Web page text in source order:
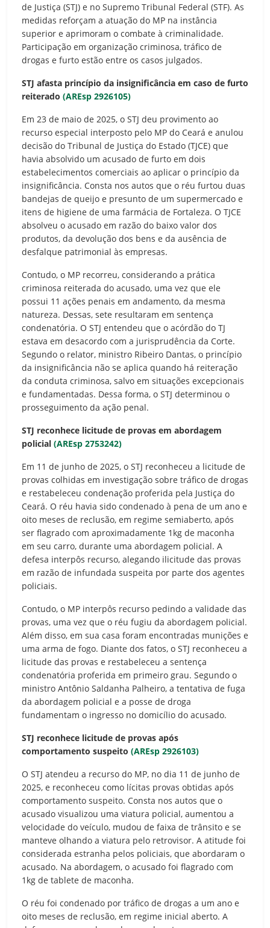
de Justiça (STJ) e no Supremo Tribunal Federal (STF). As
medidas reforçam a atuação do MP na instância
superior e aprimoram o combate à criminalidade.
Participação em organização criminosa, tráfico de
drogas e furto estão entre os casos julgados.
STJ afasta princípio da insignificância em caso de furto
reiterado (AREsp 2926105)
Em 23 de maio de 2025, o STJ deu provimento ao
recurso especial interposto pelo MP do Ceará e anulou
decisão do Tribunal de Justiça do Estado (TJCE) que
havia absolvido um acusado de furto em dois
estabelecimentos comerciais ao aplicar o princípio da
insignificância. Consta nos autos que o réu furtou duas
bandejas de queijo e presunto de um supermercado e
itens de higiene de uma farmácia de Fortaleza. O TJCE
absolveu o acusado em razão do baixo valor dos
produtos, da devolução dos bens e da ausência de
desfalque patrimonial às empresas.
Contudo, o MP recorreu, considerando a prática
criminosa reiterada do acusado, uma vez que ele
possui 11 ações penais em andamento, da mesma
natureza. Dessas, sete resultaram em sentença
condenatória. O STJ entendeu que o acórdão do TJ
estava em desacordo com a jurisprudência da Corte.
Segundo o relator, ministro Ribeiro Dantas, o princípio
da insignificância não se aplica quando há reiteração
da conduta criminosa, salvo em situações excepcionais
e fundamentadas. Dessa forma, o STJ determinou o
prosseguimento da ação penal.
STJ reconhece licitude de provas em abordagem
policial (AREsp 2753242)
Em 11 de junho de 2025, o STJ reconheceu a licitude de
provas colhidas em investigação sobre tráfico de drogas
e restabeleceu condenação proferida pela Justiça do
Ceará. O réu havia sido condenado à pena de um ano e
oito meses de reclusão, em regime semiaberto, após
ser flagrado com aproximadamente 1kg de maconha
em seu carro, durante uma abordagem policial. A
defesa interpôs recurso, alegando ilicitude das provas
em razão de infundada suspeita por parte dos agentes
policiais.
Contudo, o MP interpôs recurso pedindo a validade das
provas, uma vez que o réu fugiu da abordagem policial.
Além disso, em sua casa foram encontradas munições e
uma arma de fogo. Diante dos fatos, o STJ reconheceu a
licitude das provas e restabeleceu a sentença
condenatória proferida em primeiro grau. Segundo o
ministro Antônio Saldanha Palheiro, a tentativa de fuga
da abordagem policial e a posse de droga
fundamentam o ingresso no domicílio do acusado.
STJ reconhece licitude de provas após
comportamento suspeito (AREsp 2926103)
O STJ atendeu a recurso do MP, no dia 11 de junho de
2025, e reconheceu como lícitas provas obtidas após
comportamento suspeito. Consta nos autos que o
acusado visualizou uma viatura policial, aumentou a
velocidade do veículo, mudou de faixa de trânsito e se
manteve olhando a viatura pelo retrovisor. A atitude foi
considerada estranha pelos policiais, que abordaram o
acusado. Na abordagem, o acusado foi flagrado com
1kg de tablete de maconha.
O réu foi condenado por tráfico de drogas a um ano e
oito meses de reclusão, em regime inicial aberto. A